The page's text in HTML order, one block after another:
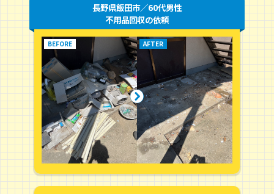
長野県飯田市／60代男性
不用品回収の依頼